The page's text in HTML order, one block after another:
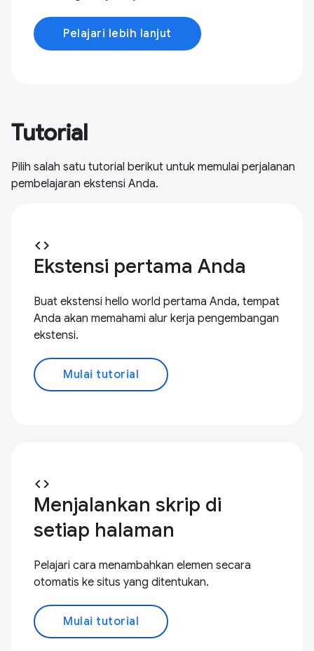
Pelajari lebih lanjut
Tutorial
Pilih salah satu tutorial berikut untuk memulai perjalanan
pembelajaran ekstensi Anda.
code
Ekstensi pertama Anda
Buat ekstensi hello world pertama Anda, tempat
Anda akan memahami alur kerja pengembangan
ekstensi.
Mulai tutorial
code
Menjalankan skrip di
setiap halaman
Pelajari cara menambahkan elemen secara
otomatis ke situs yang ditentukan.
Mulai tutorial